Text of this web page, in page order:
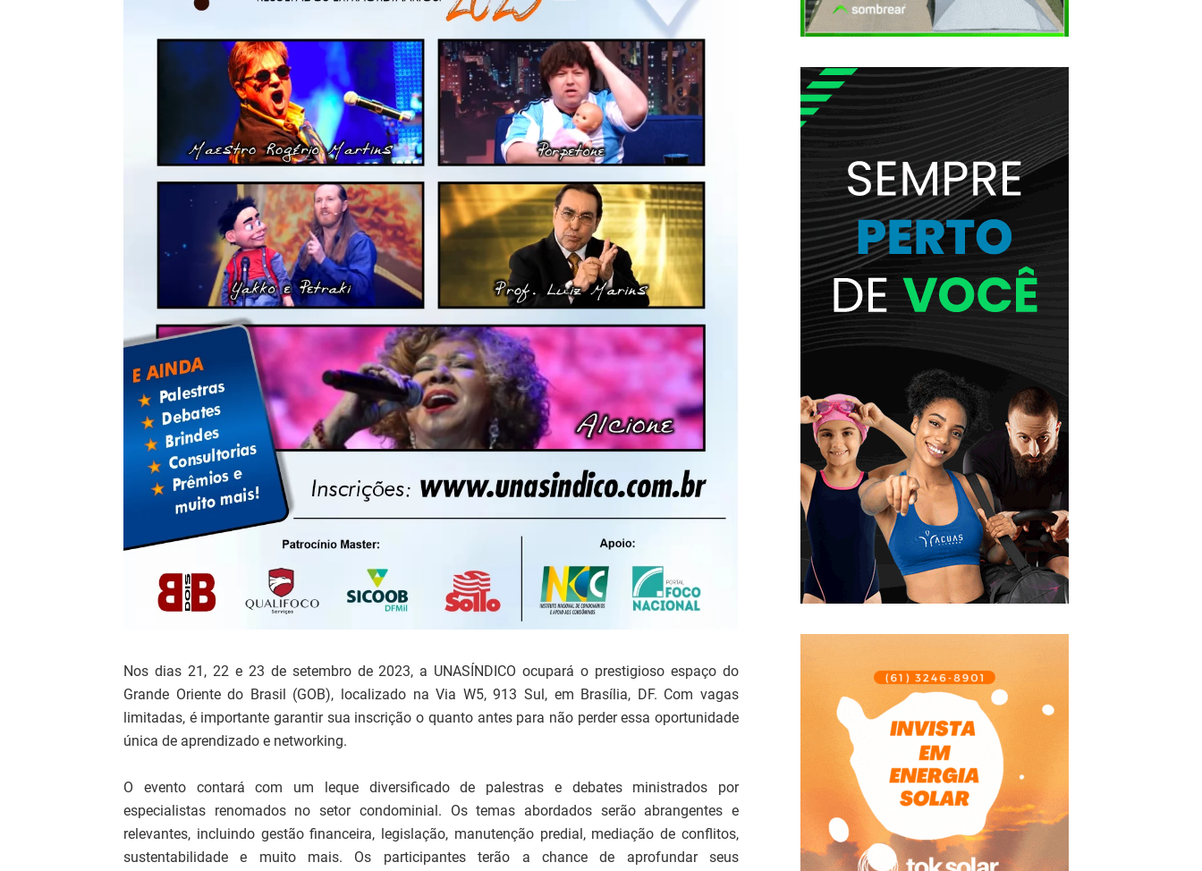
Nos dias 21, 22 e 23 de setembro de 2023, a UNASÍNDICO ocupará o prestigioso espaço do
Grande Oriente do Brasil (GOB), localizado na Via W5, 913 Sul, em Brasília, DF. Com vagas
limitadas, é importante garantir sua inscrição o quanto antes para não perder essa oportunidade
única de aprendizado e networking.
O evento contará com um leque diversificado de palestras e debates ministrados por
especialistas renomados no setor condominial. Os temas abordados serão abrangentes e
relevantes, incluindo gestão financeira, legislação, manutenção predial, mediação de conflitos,
sustentabilidade e muito mais. Os participantes terão a chance de aprofundar seus